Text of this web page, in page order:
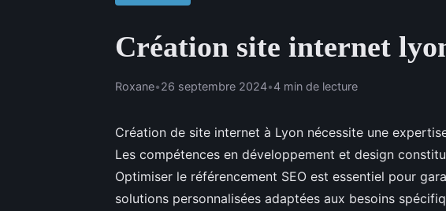
Création site internet
Roxane•26 septembre 2024•4 min de lecture
Création de site internet à Lyon nécessite une
Les compétences en développement et design
Optimiser le référencement SEO est essentiel pour
solutions personnalisées adaptées aux besoins